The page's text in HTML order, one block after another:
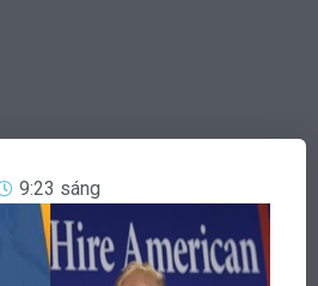
9:23 sáng